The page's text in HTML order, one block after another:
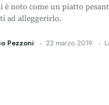
è noto come un piatto
ad alleggerirlo.
Pezzoni · 22 marzo 2019 ·